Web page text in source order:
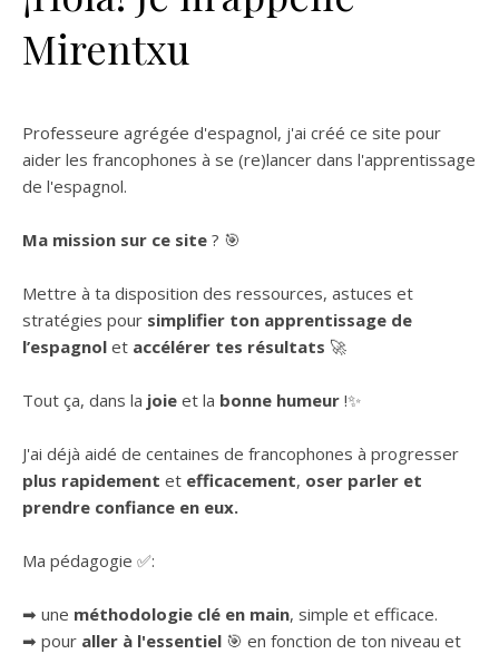
Mirentxu
Professeure agrégée d'espagnol, j'ai créé ce site pour
aider les francophones à se (re)lancer dans l'apprentissage
de l'espagnol.
Ma mission sur ce site ? 🎯
Mettre à ta disposition des ressources, astuces et
stratégies pour simplifier ton apprentissage de
l’espagnol et accélérer tes résultats 🚀
Tout ça, dans la joie et la bonne humeur !✨
J'ai déjà aidé de centaines de francophones à progresser
plus rapidement et efficacement, oser parler et
prendre confiance en eux.
Ma pédagogie ✅:
➡ une méthodologie clé en main, simple et efficace.
➡ pour aller à l'essentiel 🎯 en fonction de ton niveau et